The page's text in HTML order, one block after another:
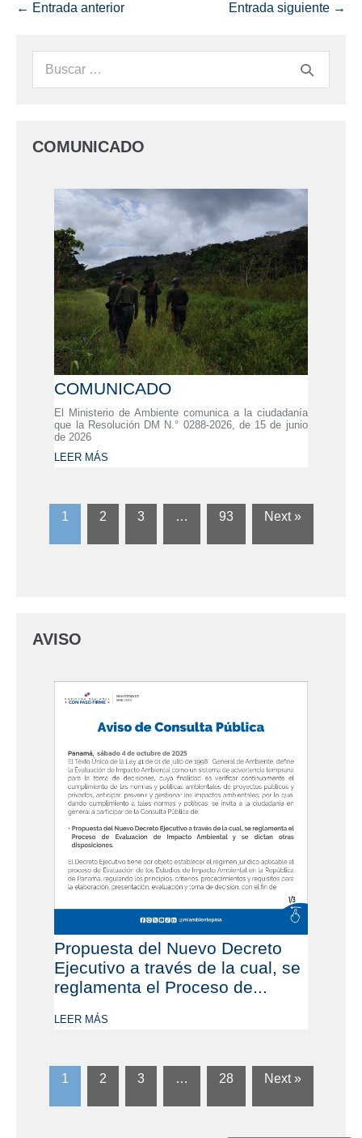
← Entrada anterior Entrada siguiente →
COMUNICADO
COMUNICADO
El Ministerio de Ambiente comunica a la ciudadanía
que la Resolución DM N.° 0288-2026, de 15 de junio
de 2026
LEER MÁS
1 2 3 … 93 Next »
AVISO
Propuesta del Nuevo Decreto
Ejecutivo a través de la cual, se
reglamenta el Proceso de...
LEER MÁS
1 2 3 … 28 Next »